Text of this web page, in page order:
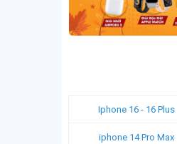
Iphone 16 - 16 Plus
iphone 14 Pro Max